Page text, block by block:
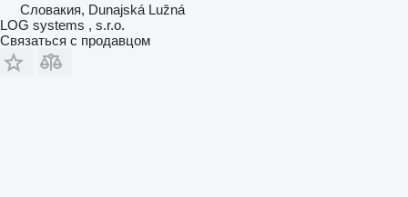
Словакия, Dunajská Lužná
LOG systems , s.r.o.
Связаться с продавцом